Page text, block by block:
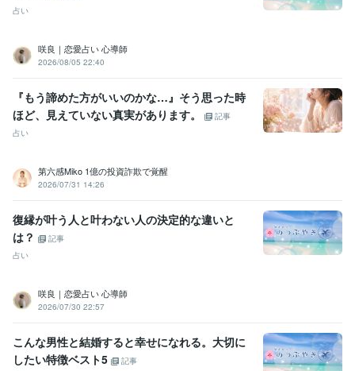
占い
咲良｜恋愛占い 心導師
2026/08/05 22:40
『もう諦めた方がいいのかな…』そう思った時
ほど、見えていない真実があります。
記事
占い
第六感Miko 1億の投資詐欺で覚醒
2026/07/31 14:26
復縁が叶う人と叶わない人の決定的な違いと
は？
記事
占い
咲良｜恋愛占い 心導師
2026/07/30 22:57
こんな男性と結婚すると幸せになれる。大切に
したい特徴ベスト5
記事